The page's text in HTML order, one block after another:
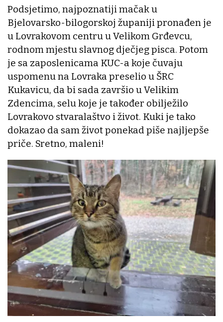
Podsjetimo, najpoznatiji mačak u
Bjelovarsko-bilogorskoj županiji pronađen je
u Lovrakovom centru u Velikom Grđevcu,
rodnom mjestu slavnog dječjeg pisca. Potom
je sa zaposlenicama KUC-a koje čuvaju
uspomenu na Lovraka preselio u ŠRC
Kukavicu, da bi sada završio u Velikim
Zdencima, selu koje je također obilježilo
Lovrakovo stvaralaštvo i život. Kuki je tako
dokazao da sam život ponekad piše najljepše
priče. Sretno, maleni!